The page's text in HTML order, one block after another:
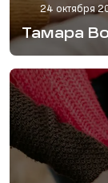
24 октября
Тамара